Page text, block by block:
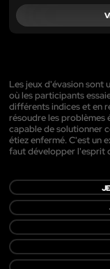
Les jeux d'évasion sont
où les participants
différents indices et en
résoudre les problèmes
capable de solutionner
étiez enfermé. C'est un
faut développer l'esprit